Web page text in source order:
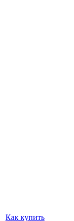
Как купить